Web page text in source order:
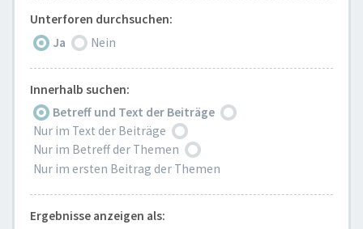
Unterforen durchsuchen:
Ja
Nein
Innerhalb suchen:
Betreff und Text der Beiträge
Nur im Text der Beiträge
Nur im Betreff der Themen
Nur im ersten Beitrag der Themen
Ergebnisse anzeigen als: